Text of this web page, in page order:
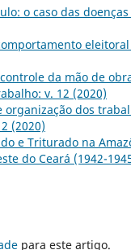
o caso das
da mão de
v. 12 (2020)
organização dos
(2020)
e Triturado na
do Ceará (1942-
para este artigo.